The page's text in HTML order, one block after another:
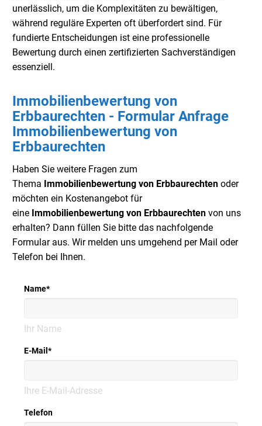
unerlässlich, um die Komplexitäten zu bewältigen,
während reguläre Experten oft überfordert sind. Für
fundierte Entscheidungen ist eine professionelle
Bewertung durch einen zertifizierten Sachverständigen
essenziell.
Immobilienbewertung von
Erbbaurechten - Formular Anfrage
Immobilienbewertung von
Erbbaurechten
Haben Sie weitere Fragen zum
Thema Immobilienbewertung von Erbbaurechten oder
möchten ein Kostenangebot für
eine Immobilienbewertung von Erbbaurechten von uns
erhalten? Dann füllen Sie bitte das nachfolgende
Formular aus. Wir melden uns umgehend per Mail oder
Telefon bei Ihnen.
Name*
Ihr Name
E-Mail *
Ihre E-Mail-Adresse
Telefon